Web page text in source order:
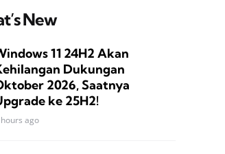
New
11 24H2 Akan
Dukungan
2026, Saatnya
ke 25H2!
ago